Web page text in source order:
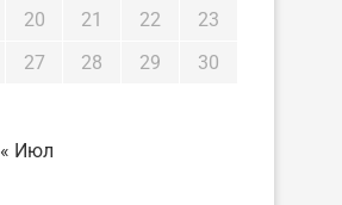
20 21 22
23
27 28 29
30
« Июл